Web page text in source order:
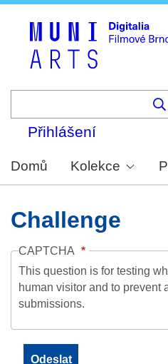
Přihlášení
Domů Kolekce
Challenge
CAPTCHA
This question is for testing
human visitor and to prevent
submissions.